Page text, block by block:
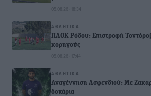
05.08.26 · 18:34
ΑΘΛΗΤΙΚΆ
ΠΑΟΚ Ρόδου: Επιστροφή
χορηγούς
05.08.26 · 17:44
ΑΘΛΗΤΙΚΆ
Αναγέννηση Ασφενδιού: Με
δοκάρια